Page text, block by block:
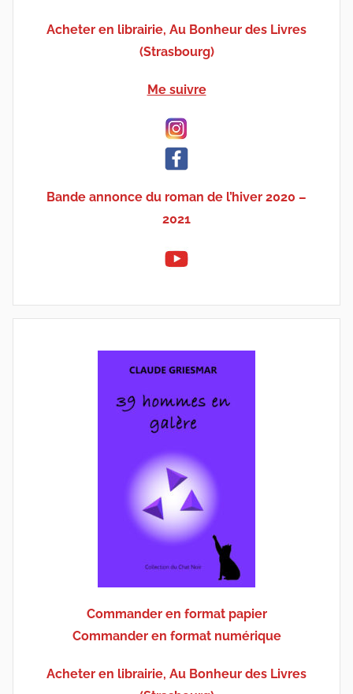
Acheter en librairie, Au Bonheur des Livres
(Strasbourg)
Me suivre
Bande annonce du roman de l’hiver 2020 –
2021
Commander en format papier
Commander en format numérique
Acheter en librairie, Au Bonheur des Livres